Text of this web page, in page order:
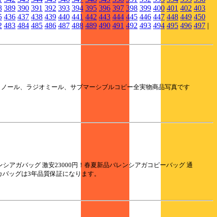
389 390 391 392 393 394 395 396 397 398 399 400 401 402 403
436 437 438 439 440 441 442 443 444 445 446 447 448 449 450
483 484 485 486 487 488 489 490 491 492 493 494 495 496 497 |
ール、ラジオミール、サブマーシブルコピー全実物商品写真です
アガバッグ 激安23000円！春夏新品バレンシアガコピーバッグ 通
ッグは3年品質保証になります。